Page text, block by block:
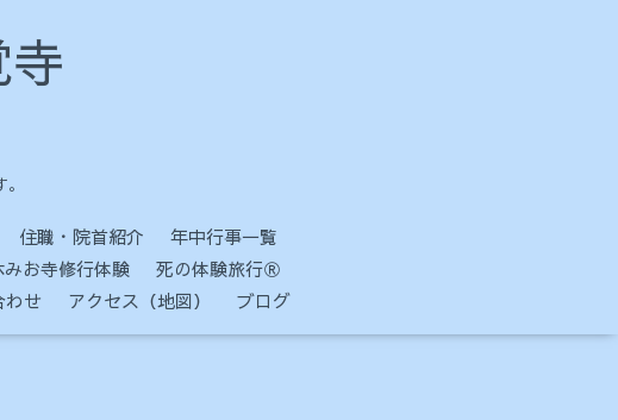
住職・院首紹介
年中行事一覧
みお寺修行体験
死の体験旅行Ⓡ
わせ アクセス（地図） ブログ